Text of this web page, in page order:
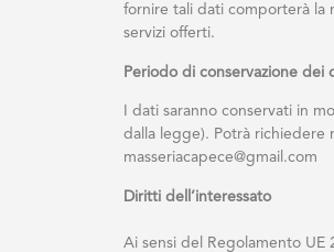
fornire tali dati comporterà la
servizi offerti.
Periodo di conservazione dei
I dati saranno conservati in
dalla legge). Potrà richiedere
masseriacapece@gmail.com
Diritti dell’interessato
Ai sensi del Regolamento UE